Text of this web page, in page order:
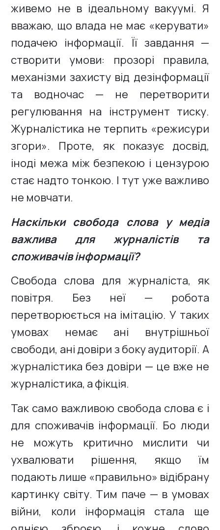
живемо не в ідеальному вакуумі. Я
вважаю, що влада не має «керувати»
подачею інформації. Її завдання —
створити умови: прозорі правила,
механізми захисту від дезінформації
та водночас — не перетворити
регулювання на інструмент тиску.
Журналістика не терпить «режисури
згори». Проте, як показує досвід,
іноді межа між безпекою і цензурою
стає надто тонкою. І тут уже важливо
не мовчати.
Наскільки свобода слова у медіа
важлива для журналістів та
споживачів інформації?
Свобода слова для журналіста, як
повітря. Без неї — робота
перетворюється на імітацію. У таких
умовах немає ані внутрішньої
свободи, ані довіри з боку аудиторії. А
журналістика без довіри — це вже не
журналістика, а фікція.
Так само важливою свобода слова є і
для споживачів інформації. Бо люди
не можуть критично мислити чи
ухвалювати рішення, якщо їм
подають лише «правильно» відібрану
картинку світу. Тим паче — в умовах
війни, коли інформація стала ще